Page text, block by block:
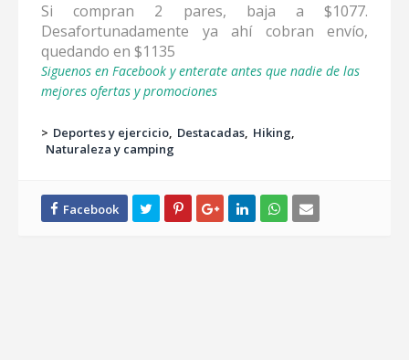
Si compran 2 pares, baja a $1077.
Desafortunadamente ya ahí cobran envío,
quedando en $1135
Siguenos en Facebook y enterate antes que nadie de las
mejores ofertas y promociones
> Deportes y ejercicio Destacadas Hiking
Naturaleza y camping